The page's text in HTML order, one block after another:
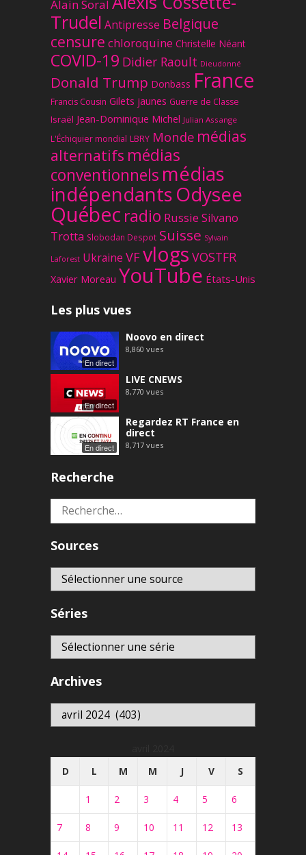
Alain Soral
Trudel Antipresse Belgique
censure chloroquine Christelle Néant
COVID-19 Didier Raoult Dieudonné
Donald Trump Donbass France
Francis Cousin Gilets jaunes Guerre de Classe
Israël Jean-Dominique Michel Julian Assange
L'Échiquier mondial LBRY Monde médias
alternatifs médias
conventionnels médias
indépendantsOdysee
Québec radio Russie Silvano
Trotta Slobodan Despot Suisse Sylvain
Laforest Ukraine VFvlogs VOSTFR
Xavier Moreau YouTube États-Unis
Les plus vues
En direct
Noovo en direct
8,860 vues
En direct
LIVE CNEWS
8,770 vues
En direct
Regardez RT France en
direct
8,717 vues
Recherche
Rechercher :
Sources
Séries
Archives
Archives
D
L M M J V S
1 2 3 4 5 6
7 8 9 10 11 12 13